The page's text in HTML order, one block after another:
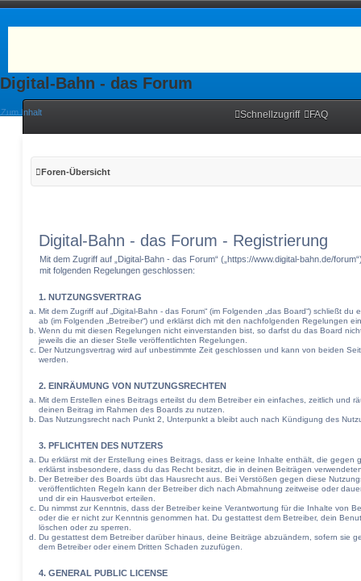
Digital-Bahn - das Forum
Zum Inhalt Schnellzugriff FAQ
Foren-Übersicht
Digital-Bahn - das Forum - Registrierung
Mit dem Zugriff auf „Digital-Bahn - das Forum“ („https://www.digital-bahn.de/
mit folgenden Regelungen geschlossen:
1. NUTZUNGSVERTRAG
Mit dem Zugriff auf „Digital-Bahn - das Forum“ (im Folgenden „das Board“) schließt
ab (im Folgenden „Betreiber“) und erklärst dich mit den nachfolgenden Regelungen
Wenn du mit diesen Regelungen nicht einverstanden bist, so darfst du das Board
jeweils die an dieser Stelle veröffentlichten Regelungen.
Der Nutzungsvertrag wird auf unbestimmte Zeit geschlossen und kann von beiden
werden.
2. EINRÄUMUNG VON NUTZUNGSRECHTEN
Mit dem Erstellen eines Beitrags erteilst du dem Betreiber ein einfaches, zeitlich und
deinen Beitrag im Rahmen des Boards zu nutzen.
Das Nutzungsrecht nach Punkt 2, Unterpunkt a bleibt auch nach Kündigung des
3. PFLICHTEN DES NUTZERS
Du erklärst mit der Erstellung eines Beitrags, dass er keine Inhalte enthält, die
erklärst insbesondere, dass du das Recht besitzt, die in deinen Beiträgen
Der Betreiber des Boards übt das Hausrecht aus. Bei Verstößen gegen diese
veröffentlichten Regeln kann der Betreiber dich nach Abmahnung zeitweise oder
und dir ein Hausverbot erteilen.
Du nimmst zur Kenntnis, dass der Betreiber keine Verantwortung für die Inhalte von
oder die er nicht zur Kenntnis genommen hat. Du gestattest dem Betreiber, dein
löschen oder zu sperren.
Du gestattest dem Betreiber darüber hinaus, deine Beiträge abzuändern, sofern sie
dem Betreiber oder einem Dritten Schaden zuzufügen.
4. GENERAL PUBLIC LICENSE